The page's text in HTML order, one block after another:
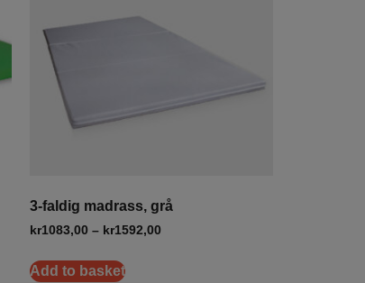
3-faldig madrass, grå
kr1083,00 – kr1592,00
Add to basket